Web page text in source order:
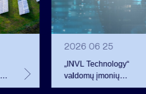
2026 06 25
„INVL Technology“
valdomų įmonių
darbuotojai realizavo